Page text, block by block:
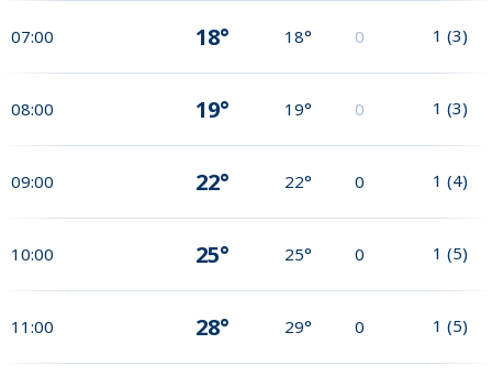
07:00 18° 18° 0 1 (3)
08:00 19° 19° 0 1 (3)
09:00 22° 22° 0 1 (4)
10:00 25° 25° 0 1 (5)
11:00 28° 29° 0 1 (5)